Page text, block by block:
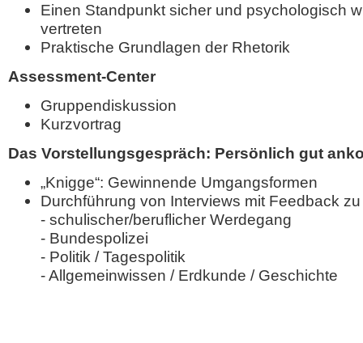
Einen Standpunkt sicher und psychologisch
vertreten
Praktische Grundlagen der Rhetorik
Assessment-Center
Gruppendiskussion
Kurzvortrag
Das Vorstellungsgespräch: Persönlich gut
„Knigge“: Gewinnende Umgangsformen
Durchführung von Interviews mit Feedback
- schulischer/beruflicher Werdegang
- Bundespolizei
- Politik / Tagespolitik
- Allgemeinwissen / Erdkunde / Geschichte